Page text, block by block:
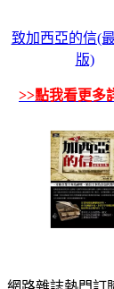
致加西亞的信(
版)
>>點我看更多